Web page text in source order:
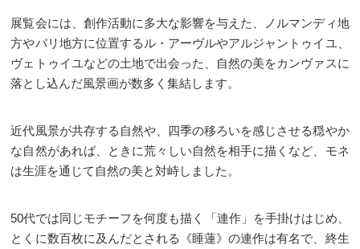
展覧会には、創作活動に多大な影響を与えた、ノルマンディ地
方やパリ地方に位置するル・アーヴルやアルジャントゥイユ、
ヴェトゥイユなどの土地で出会った、自然の美をカンヴァスに
落とし込んだ風景画が数多く集結します。
近代風景が共存する自然や、四季の移ろいを感じさせる穏やか
な自然があれば、ときに荒々しい自然を相手に描くなど、モネ
は生涯を通じて自然の美と対峙しました。
50代では同じモチーフを何度も描く「連作」を手掛けはじめ、
とくに数百枚に及んだとされる《睡蓮》の連作は有名で、終生